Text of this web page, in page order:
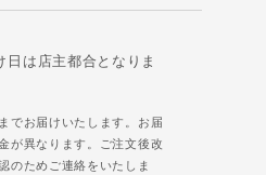
日は店主都合となりま
でお届けいたします。お届
が異なります。ご注文後改
のためご連絡をいたしま